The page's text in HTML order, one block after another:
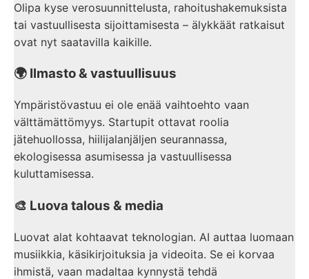
Olipa kyse verosuunnittelusta, rahoitushakemuksista
tai vastuullisesta sijoittamisesta – älykkäät ratkaisut
ovat nyt saatavilla kaikille.
🌍 Ilmasto & vastuullisuus
Ympäristövastuu ei ole enää vaihtoehto vaan
välttämättömyys. Startupit ottavat roolia
jätehuollossa, hiilijalanjäljen seurannassa,
ekologisessa asumisessa ja vastuullisessa
kuluttamisessa.
🎨 Luova talous & media
Luovat alat kohtaavat teknologian. AI auttaa luomaan
musiikkia, käsikirjoituksia ja videoita. Se ei korvaa
ihmistä, vaan madaltaa kynnystä tehdä